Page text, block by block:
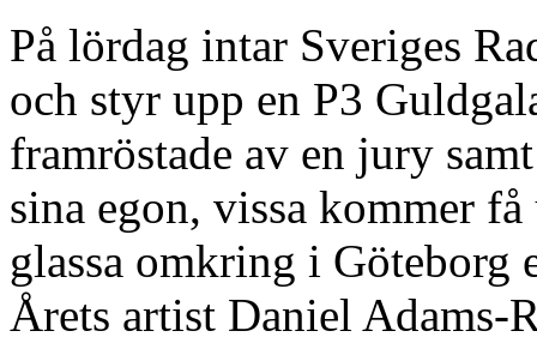
På lördag intar Sveriges
och styr upp en P3
framröstade av en jury
sina egon, vissa kommer
glassa omkring i Göteborg
Årets artist Daniel